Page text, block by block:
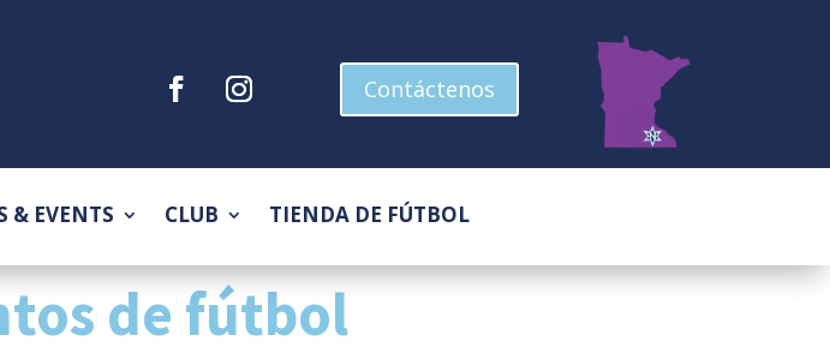
Contáctenos
& EVENTS CLUB TIENDA DE FÚTBOL
de fútbol